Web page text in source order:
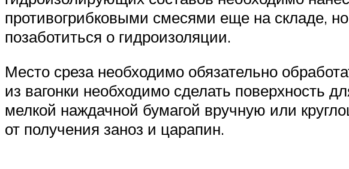
противогрибковыми смесями еще на складе,
позаботиться о гидроизоляции.
Место среза необходимо обязательно
из вагонки необходимо сделать поверхность
мелкой наждачной бумагой вручную или
от получения заноз и царапин.